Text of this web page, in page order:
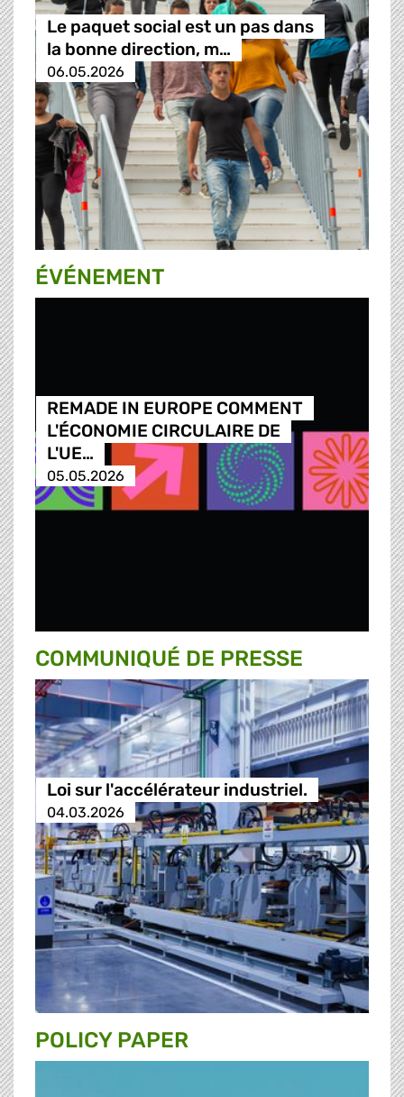
Le paquet social est un pas dans
la bonne direction, m…
06.05.2026
ÉVÉNEMENT
REMADE IN EUROPE COMMENT
L'ÉCONOMIE CIRCULAIRE DE
L'UE…
05.05.2026
COMMUNIQUÉ DE PRESSE
Loi sur l'accélérateur industriel.
04.03.2026
POLICY PAPER